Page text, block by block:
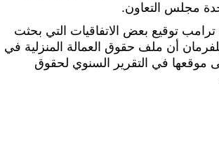
مجلس التعاون.
توقيع بعض الاتفاقيات التي بحثت
أن ملف حقوق العمالة المنزلية في
في التقرير السنوي لحقوق